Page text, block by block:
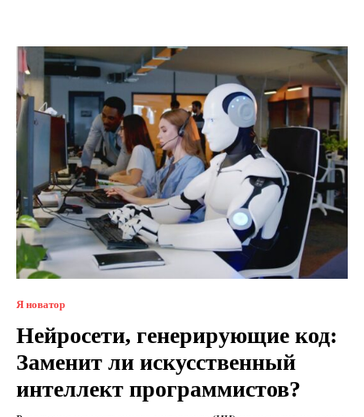
Я новатор
Нейросети, генерирующие код:
Заменит ли искусственный
интеллект программистов?